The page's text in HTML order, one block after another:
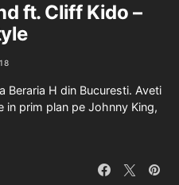
ft. Cliff Kido –
Beraria H din Bucuresti. Aveti
in prim plan pe Johnny King,